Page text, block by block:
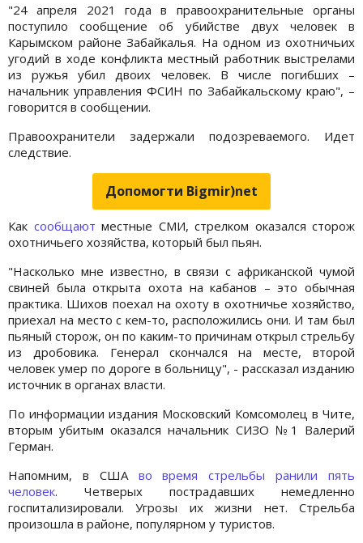
"24 апреля 2021 года в правоохранительные органы
поступило сообщение об убийстве двух человек в
Карымском районе Забайкалья. На одном из охотничьих
угодий в ходе конфликта местный работник выстрелами
из ружья убил двоих человек. В числе погибших –
начальник управления ФСИН по Забайкальскому краю", –
говорится в сообщении.
Правоохранители задержали подозреваемого. Идет
следствие.
Допомогти Bigmir)net
Как сообщают местные СМИ, стрелком оказался сторож
охотничьего хозяйства, который был пьян.
"Насколько мне известно, в связи с африканской чумой
свиней была открыта охота на кабанов – это обычная
практика. Шихов поехал на охоту в охотничье хозяйство,
приехал на место с кем-то, расположились они. И там был
пьяный сторож, он по каким-то причинам открыл стрельбу
из дробовика. Генерал скончался на месте, второй
человек умер по дороге в больницу", - рассказал изданию
источник в органах власти.
По информации издания Московский Комсомолец в Чите,
вторым убитым оказался начальник СИЗО №1 Валерий
Герман.
Напомним, в США во время стрельбы ранили пять
человек. Четверых пострадавших немедленно
госпитализировали. Угрозы их жизни нет. Стрельба
произошла в районе, популярном у туристов.